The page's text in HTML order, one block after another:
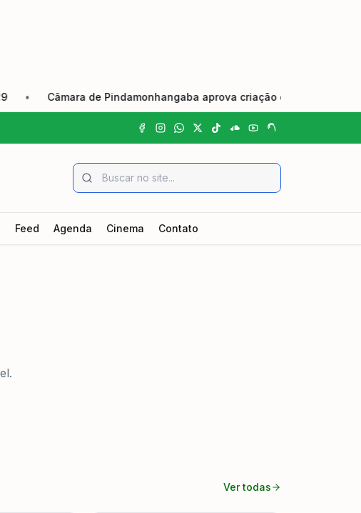
Câmara de Pindamonhangaba aprova criação do Dia Municipal do
Feed Agenda Cinema Contato
Ver todas